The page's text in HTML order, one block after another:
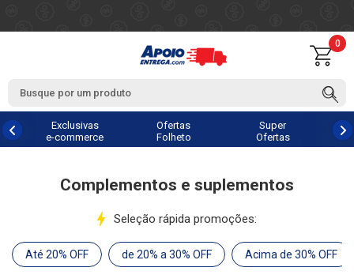
0
Exclusivas
e-commerce
Ofertas
Folheto
Super
Ofertas
Complementos e suplementos
Seleção rápida promoções:
Até 20% OFF de 20% a 30% OFF Acima de 30% OFF